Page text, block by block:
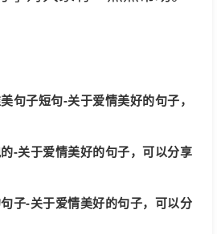
句子短句-关于爱情美好的句子，
-关于爱情美好的句子，可以分享
子-关于爱情美好的句子，可以分